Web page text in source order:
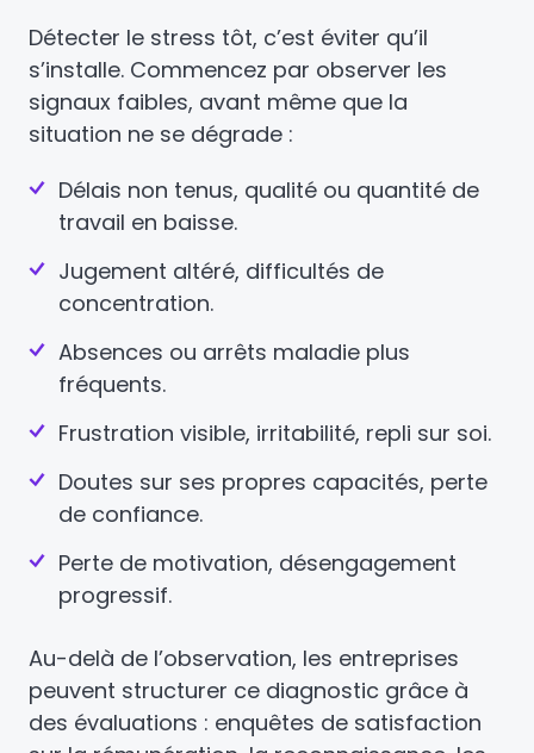
Détecter le stress tôt, c’est éviter qu’il
s’installe. Commencez par observer les
signaux faibles, avant même que la
situation ne se dégrade :
Délais non tenus, qualité ou quantité de
travail en baisse.
Jugement altéré, difficultés de
concentration.
Absences ou arrêts maladie plus
fréquents.
Frustration visible, irritabilité, repli sur soi.
Doutes sur ses propres capacités, perte
de confiance.
Perte de motivation, désengagement
progressif.
Au-delà de l’observation, les entreprises
peuvent structurer ce diagnostic grâce à
des évaluations : enquêtes de satisfaction